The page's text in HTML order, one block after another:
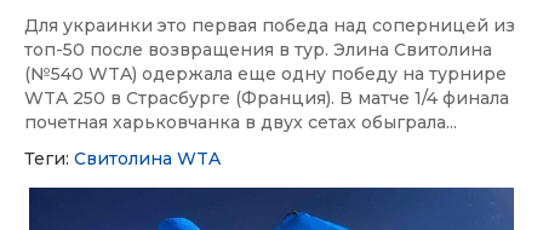
Для украинки это первая победа над соперницей из
топ-50 после возвращения в тур. Элина Свитолина
(№540 WTA) одержала еще одну победу на турнире
WTA 250 в Страсбурге (Франция). В матче 1/4 финала
почетная харьковчанка в двух сетах обыграла...
Теги: Свитолина WTA